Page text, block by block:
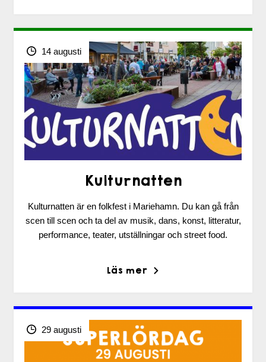
14 augusti
Kulturnatten
Kulturnatten är en folkfest i Mariehamn. Du kan gå från
scen till scen och ta del av musik, dans, konst, litteratur,
performance, teater, utställningar och street food.
Läs mer
29 augusti